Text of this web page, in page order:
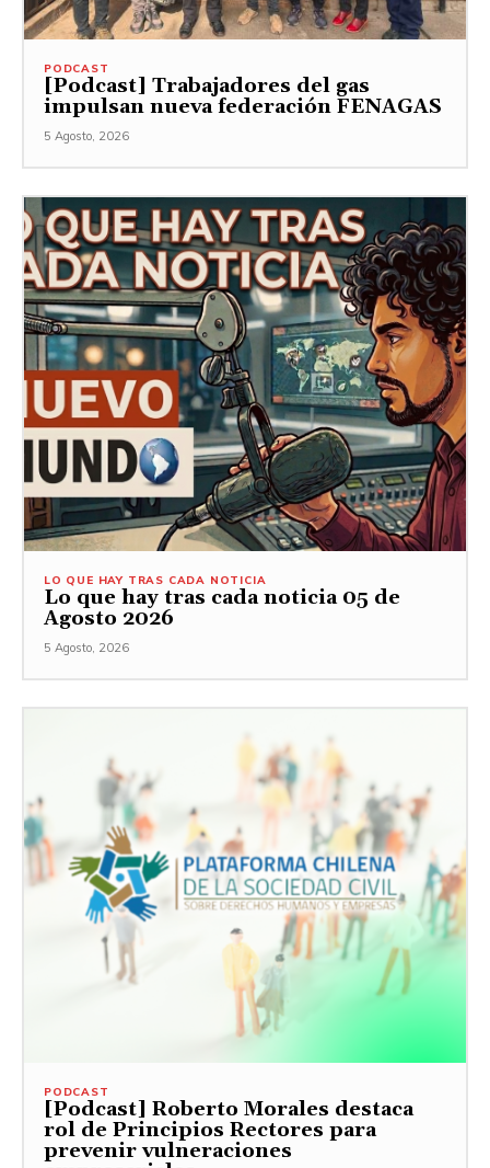
PODCAST
[Podcast] Trabajadores del gas
impulsan nueva federación FENAGAS
5 Agosto, 2026
LO QUE HAY TRAS CADA NOTICIA
Lo que hay tras cada noticia 05 de
Agosto 2026
5 Agosto, 2026
PODCAST
[Podcast] Roberto Morales destaca
rol de Principios Rectores para
prevenir vulneraciones